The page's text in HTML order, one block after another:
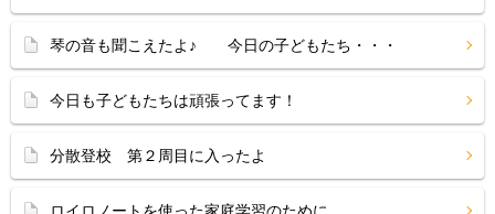
琴の音も聞こえたよ♪ 今日の子どもたち・・・
今日も子どもたちは頑張ってます！
分散登校 第２周目に入ったよ